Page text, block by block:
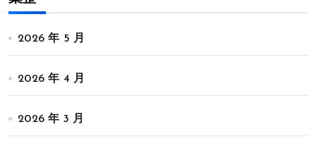
2026 年 5 月
2026 年 4 月
2026 年 3 月